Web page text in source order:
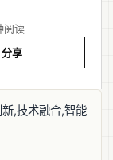
阅读
分享
,技术融合,智能